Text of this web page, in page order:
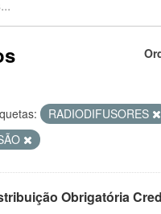
RADIODIFUSORES
Obrigatória